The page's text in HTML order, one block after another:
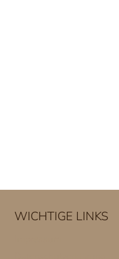
WICHTIGE LINKS